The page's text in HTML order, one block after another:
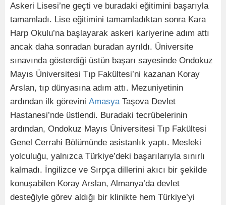
Askeri Lisesi’ne geçti ve buradaki eğitimini başarıyla
tamamladı. Lise eğitimini tamamladıktan sonra Kara
Harp Okulu’na başlayarak askeri kariyerine adım attı
ancak daha sonradan buradan ayrıldı. Üniversite
sınavında gösterdiği üstün başarı sayesinde Ondokuz
Mayıs Üniversitesi Tıp Fakültesi’ni kazanan Koray
Arslan, tıp dünyasına adım attı. Mezuniyetinin
ardından ilk görevini Amasya Taşova Devlet
Hastanesi’nde üstlendi. Buradaki tecrübelerinin
ardından, Ondokuz Mayıs Üniversitesi Tıp Fakültesi
Genel Cerrahi Bölümünde asistanlık yaptı. Mesleki
yolculuğu, yalnızca Türkiye’deki başarılarıyla sınırlı
kalmadı. İngilizce ve Sırpça dillerini akıcı bir şekilde
konuşabilen Koray Arslan, Almanya’da devlet
desteğiyle görev aldığı bir klinikte hem Türkiye’yi